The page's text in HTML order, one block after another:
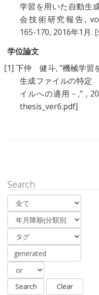
学習を用いた自動生
会技術研究報告,
165-170, 2016年1月.
学位論文
[1] 下仲 健斗, "機械学習
生成ファイルの特定
イルへの適用－ ," ,
thesis_ver6.pdf]
Search